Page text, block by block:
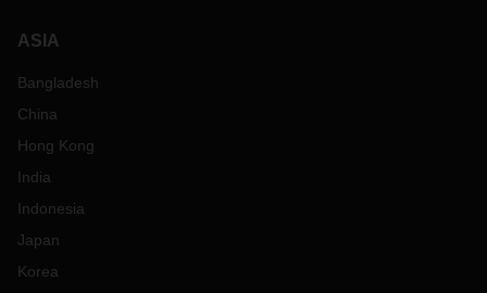
ASIA
Bangladesh
China
Hong Kong
India
Indonesia
Japan
Korea